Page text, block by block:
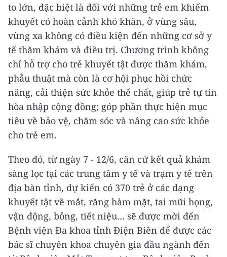
to lớn, đặc biệt là đối với những trẻ em khiếm
khuyết có hoàn cảnh khó khăn, ở vùng sâu,
vùng xa không có điều kiện đến những cơ sở y
tế thăm khám và điều trị. Chương trình không
chỉ hỗ trợ cho trẻ khuyết tật được thăm khám,
phẫu thuật mà còn là cơ hội phục hồi chức
năng, cải thiện sức khỏe thể chất, giúp trẻ tự tin
hòa nhập cộng đồng; góp phần thực hiện mục
tiêu về bảo vệ, chăm sóc và nâng cao sức khỏe
cho trẻ em.
Theo đó, từ ngày 7 - 12/6, căn cứ kết quả khám
sàng lọc tại các trung tâm y tế và trạm y tế trên
địa bàn tỉnh, dự kiến có 370 trẻ ở các dạng
khuyết tật về mắt, răng hàm mặt, tai mũi họng,
vận động, bỏng, tiết niệu… sẽ được mời đến
Bệnh viện Đa khoa tỉnh Điện Biên để được các
bác sĩ chuyên khoa chuyên gia đầu ngành đến